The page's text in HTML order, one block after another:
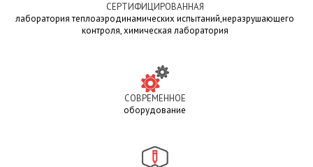
СЕРТИФИЦИРОВАННАЯ
лаборатория теплоаэродинамических испытаний,неразрушающего
контроля, химическая лаборатория
СОВРЕМЕННОЕ
оборудование